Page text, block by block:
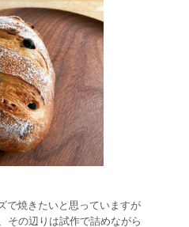
で焼きたいと思っていますが
その辺りは試作で詰めながら